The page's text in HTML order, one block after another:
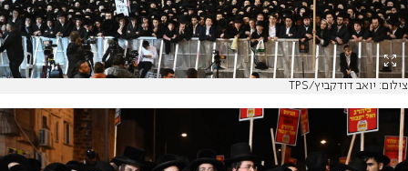
צילום: יואב דודקביץ/TPS